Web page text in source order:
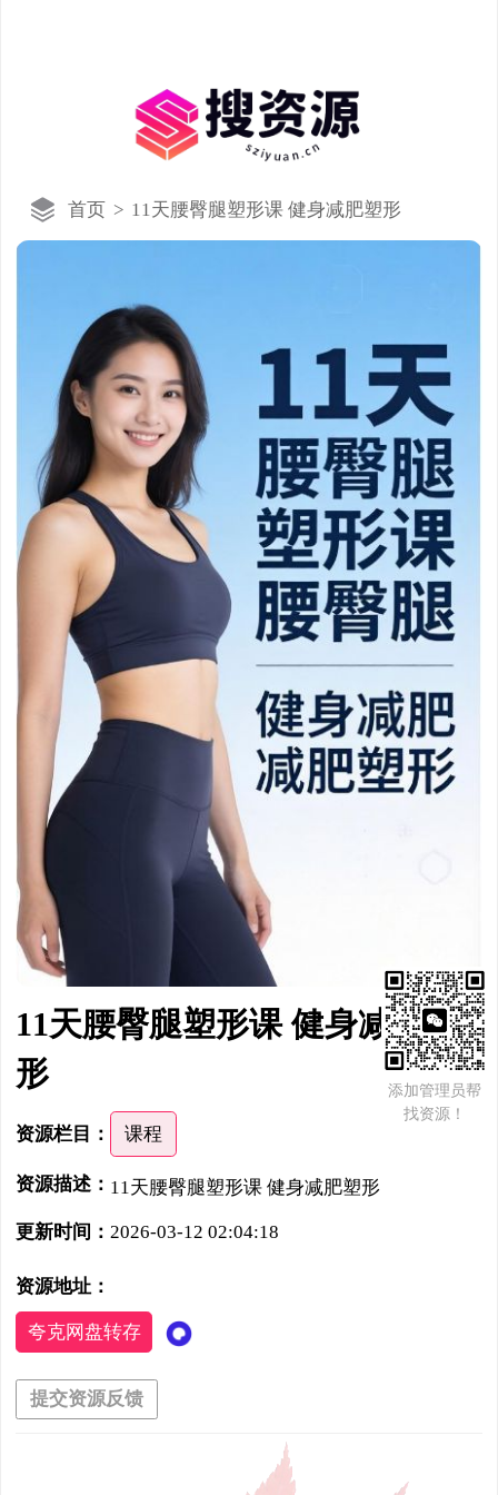
首页 > 11天腰臀腿塑形课 健身减肥塑形
11天腰臀腿塑形课 健身减肥塑
形
资源栏目： 课程
资源描述： 11天腰臀腿塑形课 健身减肥塑形
更新时间：2026-03-12 02:04:18
资源地址：
夸克网盘转存
提交资源反馈
添加管理员帮
找资源！